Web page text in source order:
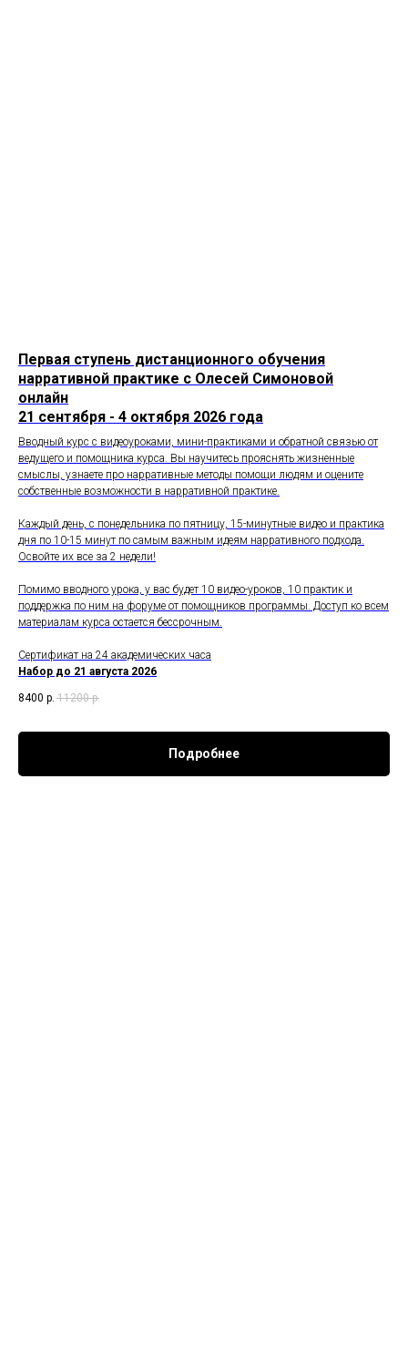
Первая ступень дистанционного обучения
нарративной практике с Олесей Симоновой
онлайн
21 сентября - 4 октября 2026 года
Вводный курс с видеоуроками, мини-практиками и обратной связью от
ведущего и помощника курса. Вы научитесь прояснять жизненные
смыслы, узнаете про нарративные методы помощи людям и оцените
собственные возможности в нарративной практике.
Каждый день, с понедельника по пятницу, 15-минутные видео и практика
дня по 10-15 минут по самым важным идеям нарративного подхода.
Освойте их все за 2 недели!
Помимо вводного урока, у вас будет 10 видео-уроков, 10 практик и
поддержка по ним на форуме от помощников программы. Доступ ко всем
материалам курса остается бессрочным.
Сертификат на 24 академических часа
Набор до 21 августа 2026
8400 р. 11200 р.
Подробнее